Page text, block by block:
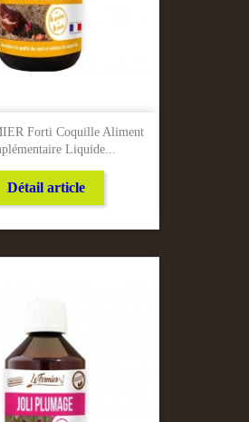
Forti Coquille Aliment
Liquide...
Détail article